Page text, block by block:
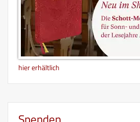
hier erhältlich